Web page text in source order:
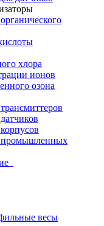
хлора
ионов
озона
промышленных
весы